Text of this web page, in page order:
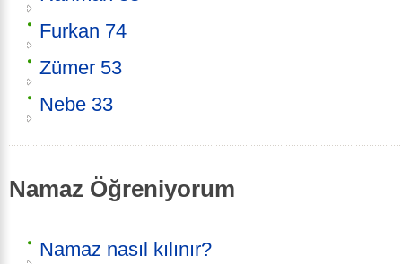
Furkan 74
Zümer 53
Nebe 33
Namaz Öğreniyorum
Namaz nasıl kılınır?